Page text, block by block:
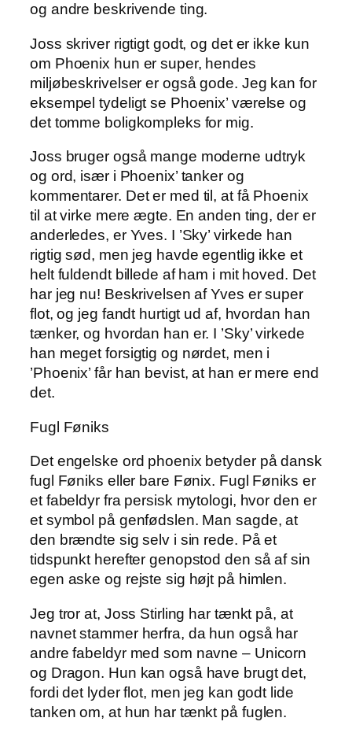
og andre beskrivende ting.
Joss skriver rigtigt godt, og det er ikke kun
om Phoenix hun er super, hendes
miljøbeskrivelser er også gode. Jeg kan for
eksempel tydeligt se Phoenix’ værelse og
det tomme boligkompleks for mig.
Joss bruger også mange moderne udtryk
og ord, især i Phoenix’ tanker og
kommentarer. Det er med til, at få Phoenix
til at virke mere ægte. En anden ting, der er
anderledes, er Yves. I ’Sky’ virkede han
rigtig sød, men jeg havde egentlig ikke et
helt fuldendt billede af ham i mit hoved. Det
har jeg nu! Beskrivelsen af Yves er super
flot, og jeg fandt hurtigt ud af, hvordan han
tænker, og hvordan han er. I ’Sky’ virkede
han meget forsigtig og nørdet, men i
’Phoenix’ får han bevist, at han er mere end
det.
Fugl Føniks
Det engelske ord phoenix betyder på dansk
fugl Føniks eller bare Fønix. Fugl Føniks er
et fabeldyr fra persisk mytologi, hvor den er
et symbol på genfødslen. Man sagde, at
den brændte sig selv i sin rede. På et
tidspunkt herefter genopstod den så af sin
egen aske og rejste sig højt på himlen.
Jeg tror at, Joss Stirling har tænkt på, at
navnet stammer herfra, da hun også har
andre fabeldyr med som navne – Unicorn
og Dragon. Hun kan også have brugt det,
fordi det lyder flot, men jeg kan godt lide
tanken om, at hun har tænkt på fuglen.